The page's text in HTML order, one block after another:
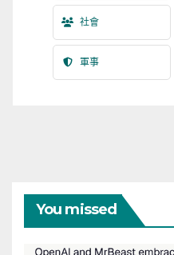
社會
軍事
You missed